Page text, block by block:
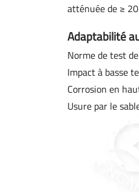
atténuée de ≥
Adaptabilité
Norme de test
Impact à basse
Corrosion en
Usure par le